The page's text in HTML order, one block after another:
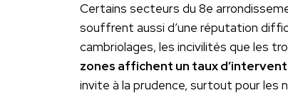
Certains secteurs du 8e
souffrent aussi d’une réputation
cambriolages, les incivilités que les
zones affichent un taux
invite à la prudence, surtout pour les